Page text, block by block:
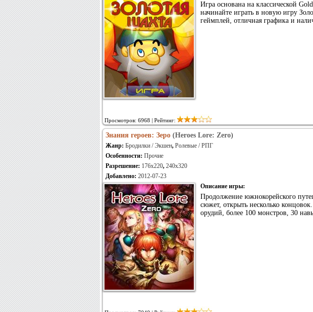
Игра основана на классической
начинайте играть в новую игру
геймплей, отличная графика и
Просмотров: 6968 | Рейтинг:
Знания героев: Зеро (Heroes Lore: Zero)
Жанр: Бродилки / Экшен, Ролевые / РПГ
Особенности: Прочие
Разрешение: 176x220, 240x320
Добавлено: 2012-07-23
Описание игры:
Продолжение южнокорейского
сюжет, открыть несколько
орудий, более 100 монстров, 30